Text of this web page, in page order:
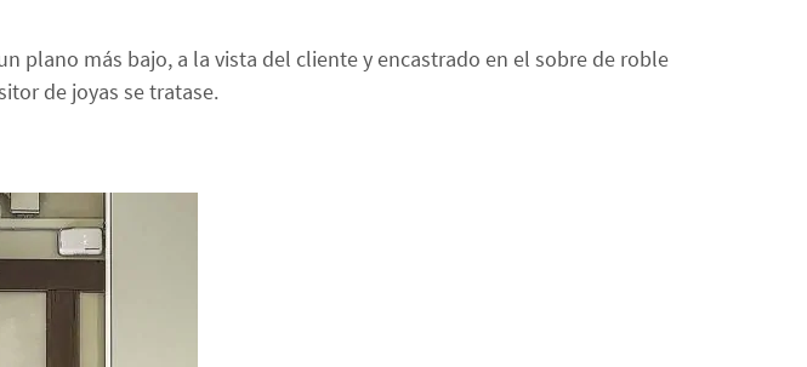
plano más bajo, a la vista del cliente y encastrado en el sobre de roble
de joyas se tratase.